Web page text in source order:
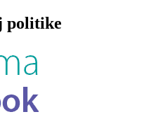
politike